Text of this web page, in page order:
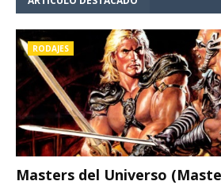
RODAJES
Masters del Universo